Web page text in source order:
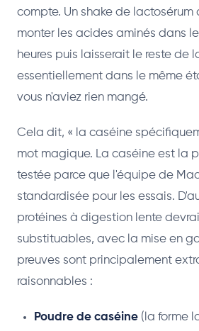
compte. Un shake de lactosérum
monter les acides aminés dans
heures puis laisserait le reste de
essentiellement dans le même
vous n'aviez rien mangé.
Cela dit, « la caséine
mot magique. La caséine est la
testée parce que l'équipe de
standardisée pour les essais.
protéines à digestion lente
substituables, avec la mise en
preuves sont principalement
raisonnables :
Poudre de caséine (la forme